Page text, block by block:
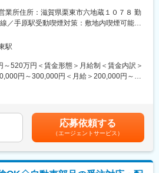
ています。20代の社員も2名在籍しており2
ています。
度を設けています。半年間の目標を上長と
を積みながら、将来的には管理職となって
ています。
場やカーディーラー向けに自動車部品を提
滋賀県内のお客様担当をお任せします。
るお客様（主に車の修理工場）を回り、「修
ほしい」といった依頼を受けます。（１日
力しながら決められた期日までに必要な部
届けします。
るため、無理なスケジュールでの配送などは
業所住所：滋賀県栗東市六地蔵１０７８ 勤
／手原駅受動喫煙対策：敷地内喫煙可能場
社の定める事業所
駅
～520万円＜賃金形態＞月給制＜賃金内訳＞
円～300,000円＜月給＞200,000円～
ります。月給(月額)は固定手当を含めた表記
応募依頼する
（エージェントサービス）